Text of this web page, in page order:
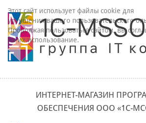
ИНТЕРНЕТ-МАГАЗИН
ОБЕСПЕЧЕНИЯ ООО «1С-
Этот сайт использует файлы cookie для
улучшения вашего пользовательского
Продолжая пользоваться сайтом, вы
на их использование.